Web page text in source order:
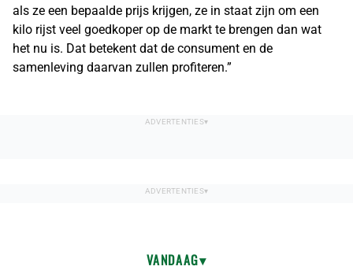
als ze een bepaalde prijs krijgen, ze in staat zijn om een
kilo rijst veel goedkoper op de markt te brengen dan wat
het nu is. Dat betekent dat de consument en de
samenleving daarvan zullen profiteren.”
VANDAAG